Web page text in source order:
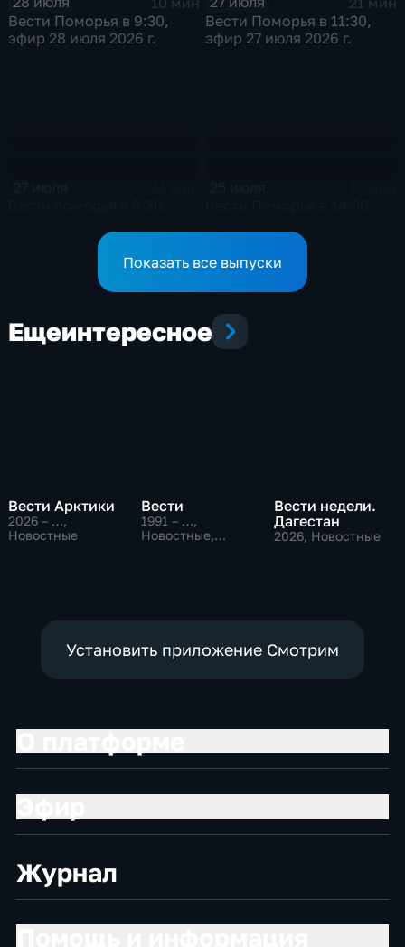
Вести Поморья в 9:30,
эфир 28 июля 2026 г.
Вести Поморья в 11:30,
эфир 27 июля 2026 г.
Показать все выпуски
Ещеинтересное
Вести Арктики
2026 – …,
Новостные
Вести
1991 – …,
Новостные,
Вести недели.
Дагестан
2026, Новостные
Установить приложение Смотрим
Журнал